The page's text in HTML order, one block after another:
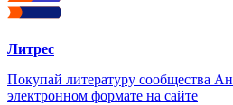
Литрес
Покупай литературу сообщества
электронном формате на сайте